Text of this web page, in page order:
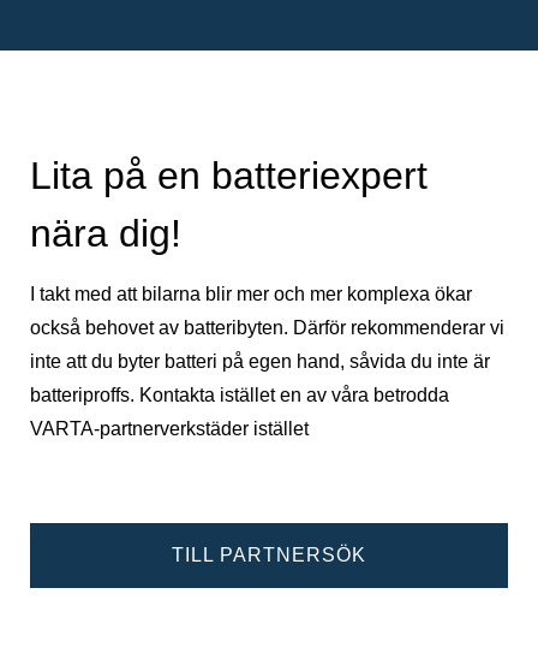
Lita på en batteriexpert
nära dig!
I takt med att bilarna blir mer och mer komplexa ökar
också behovet av batteribyten. Därför rekommenderar vi
inte att du byter batteri på egen hand, såvida du inte är
batteriproffs. Kontakta istället en av våra betrodda
VARTA-partnerverkstäder istället
TILL PARTNERSÖK